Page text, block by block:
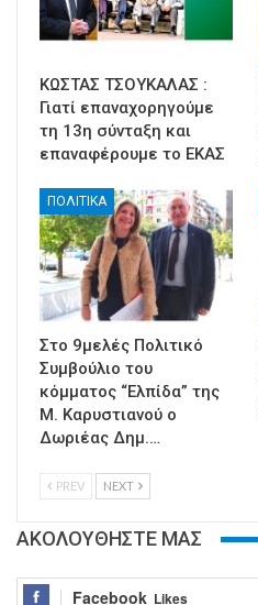
ΚΩΣΤΑΣ ΤΣΟΥΚΑΛΑΣ :
Γιατί επαναχορηγούμε
τη 13η σύνταξη και
επαναφέρουμε το ΕΚΑΣ
ΠΟΛΙΤΙΚΑ
Στο 9μελές Πολιτικό
Συμβούλιο του
κόμματος “Ελπίδα” της
Μ. Καρυστιανού ο
Δωριέας Δημ.…
PREV NEXT
ΑΚΟΛΟΥΘΗΣΤΕ ΜΑΣ
Facebook Likes